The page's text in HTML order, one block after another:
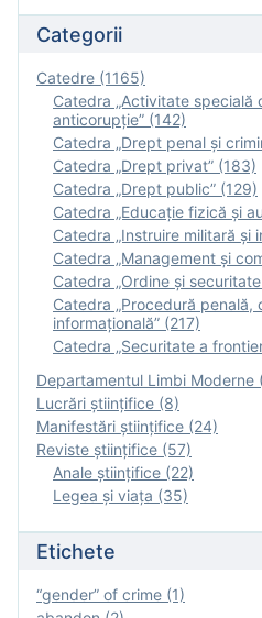
Categorii
Catedre (1165)
Catedra „Activitate specială
anticorupție” (142)
Catedra „Drept penal și
Catedra „Drept privat” (183)
Catedra „Drept public” (129)
Catedra „Educație fizică şi
Catedra „Instruire militară şi
Catedra „Management și
Catedra „Ordine și
Catedra „Procedură
informațională” (217)
Catedra „Securitate a
Departamentul Limbi Moderne
Lucrări științifice (8)
Manifestări ştiinţifice (24)
Reviste ştiinţifice (57)
Anale ştiinţifice (22)
Legea şi viaţa (35)
Etichete
“gender” of crime (1)